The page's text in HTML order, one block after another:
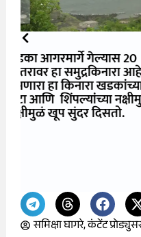
दापोली जवळ
बनामुळं खूपच
रंगाची आहे. इथलं
त्यामुळं हा समुद्र
उत्तम ठिकाण आहे.
येईल.
समिक्षा घागरे, कंटेंट